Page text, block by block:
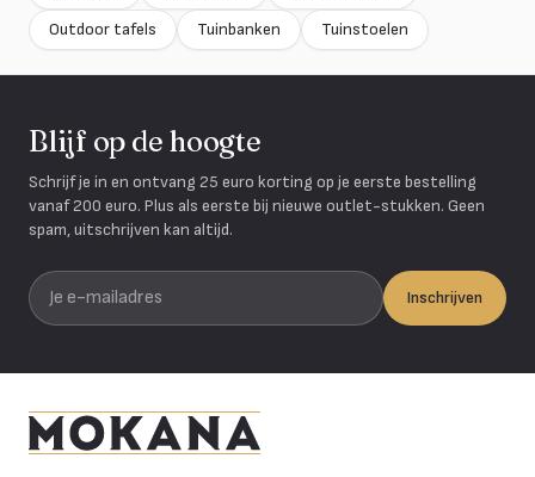
Outdoor tafels
Tuinbanken Tuinstoelen
Blijf op de hoogte
Schrijf je in en ontvang 25 euro korting op je eerste bestelling
vanaf 200 euro. Plus als eerste bij nieuwe outlet-stukken. Geen
spam, uitschrijven kan altijd.
Je e-mailadres
Inschrijven